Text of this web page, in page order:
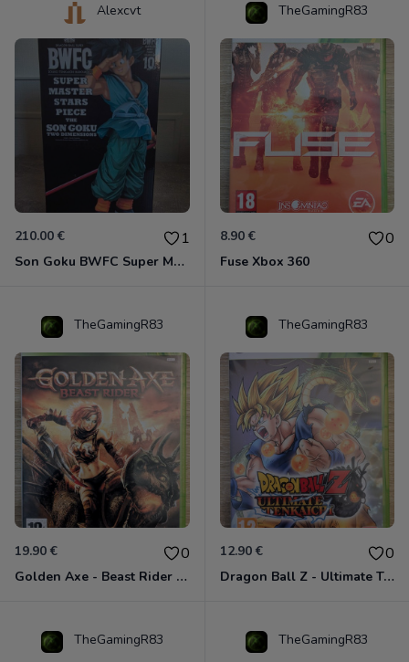
Alexcvt
210.00 € 1
Son Goku BWFC Super Master Stars
TheGamingR83
8.90 € 0
Fuse Xbox 360
TheGamingR83
19.90 € 0
Golden Axe - Beast Rider Xbox 360
TheGamingR83
12.90 € 0
Dragon Ball Z - Ultimate Tenkaichi Xbox 360
TheGamingR83 TheGamingR83